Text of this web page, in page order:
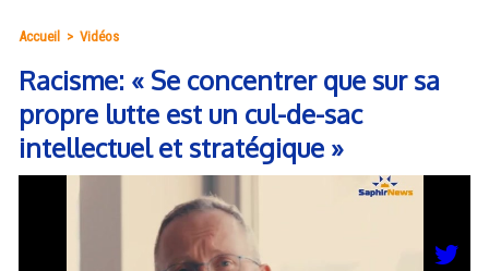
Accueil > Vidéos
Racisme: « Se concentrer que sur sa
propre lutte est un cul-de-sac
intellectuel et stratégique »